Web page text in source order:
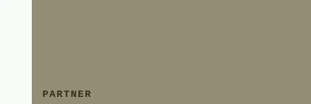
PARTNER